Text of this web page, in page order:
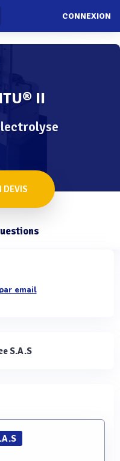
CONNEXION
II
DEVIS
email
S.A.S